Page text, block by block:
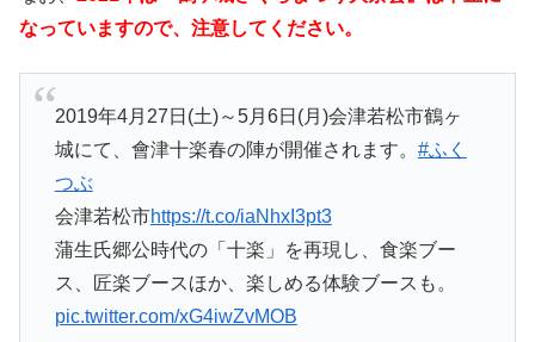
なっていますので、注意してください。
2019年4月27日(土)～5月6日(月)会津若松市鶴ヶ
城にて、會津十楽春の陣が開催されます。 #ふく
つぶ
会津若松市https://t.co/iaNhxI3pt3
蒲生氏郷公時代の「十楽」を再現し、食楽ブー
ス、匠楽ブースほか、楽しめる体験ブースも。
pic.twitter.com/xG4iwZvMOB